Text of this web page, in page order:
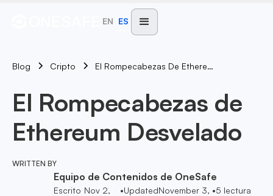
EN ES
Blog Cripto El Rompecabezas De Ethereum Desvelado
El Rompecabezas de
Ethereum Desvelado
WRITTEN BY
Equipo de Contenidos de OneSafe
Escrito Nov 2,
•UpdatedNovember 3, •5 lectura